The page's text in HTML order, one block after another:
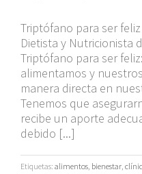
Triptófano para ser
Dietista y Nutricionista
Triptófano para ser
alimentamos y
manera directa en
Tenemos que
recibe un aporte
debido [...]
Etiquetas: alimentos, bienestar,